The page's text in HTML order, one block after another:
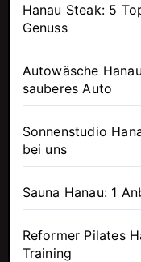
Hanau Steak: 5
Genuss
Autowäsche
sauberes Auto
Sonnenstudio
bei uns
Sauna Hanau: 1
Reformer Pilates
Training